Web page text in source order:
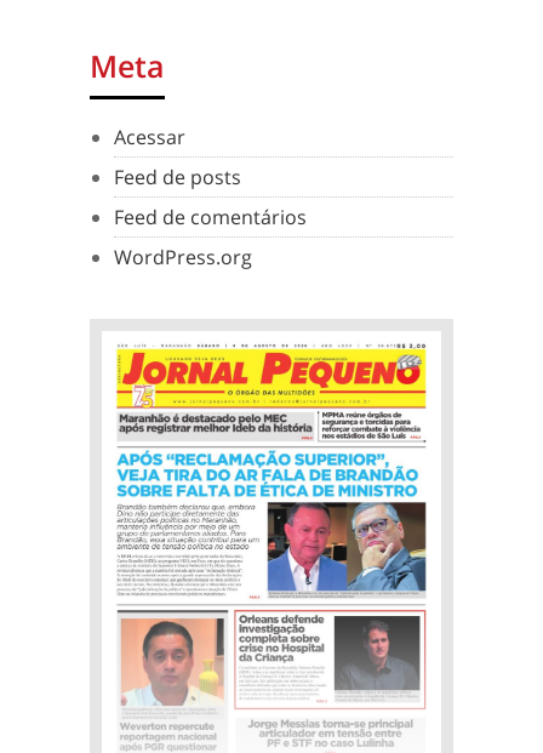
Meta
Acessar
Feed de posts
Feed de comentários
WordPress.org